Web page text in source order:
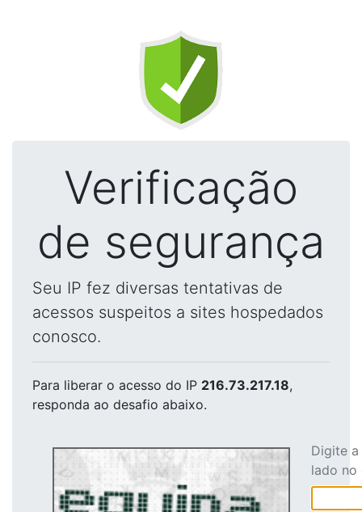
Verificação
de segurança
Seu IP fez diversas tentativas de
acessos suspeitos a sites hospedados
conosco.
Para liberar o acesso do IP 216.73.217.18,
responda ao desafio abaixo.
Digite
lado no